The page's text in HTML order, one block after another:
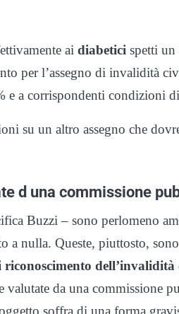
ai diabetici spetti un
per l’assegno di invalidità
e a corrispondenti condizioni
su un altro assegno che
d una commissione
Buzzi – sono perlomeno
a nulla. Queste, piuttosto, sono
dell’invalidità
da una commissione
soffra di una forma